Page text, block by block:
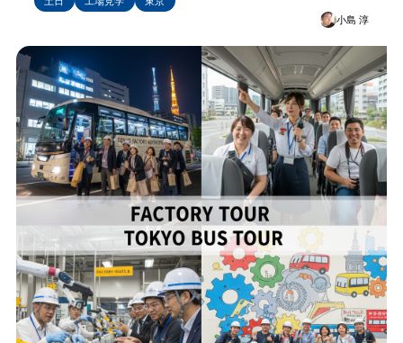
小島 淳